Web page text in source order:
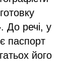
До речі, у
паспорт
його